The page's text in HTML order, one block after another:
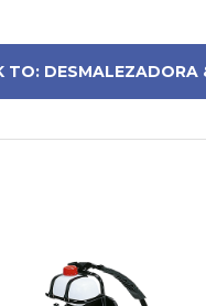
TO: DESMALEZADORA